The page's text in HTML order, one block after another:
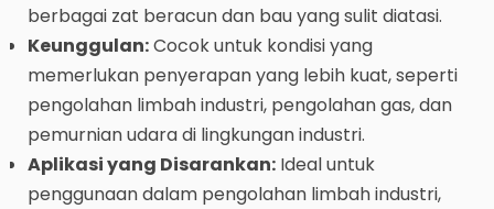
berbagai zat beracun dan bau yang sulit diatasi.
Keunggulan:Cocok untuk kondisi yang
memerlukan penyerapan yang lebih kuat, seperti
pengolahan limbah industri, pengolahan gas, dan
pemurnian udara di lingkungan industri.
Aplikasi yang Disarankan:Ideal untuk
penggunaan dalam pengolahan limbah industri,